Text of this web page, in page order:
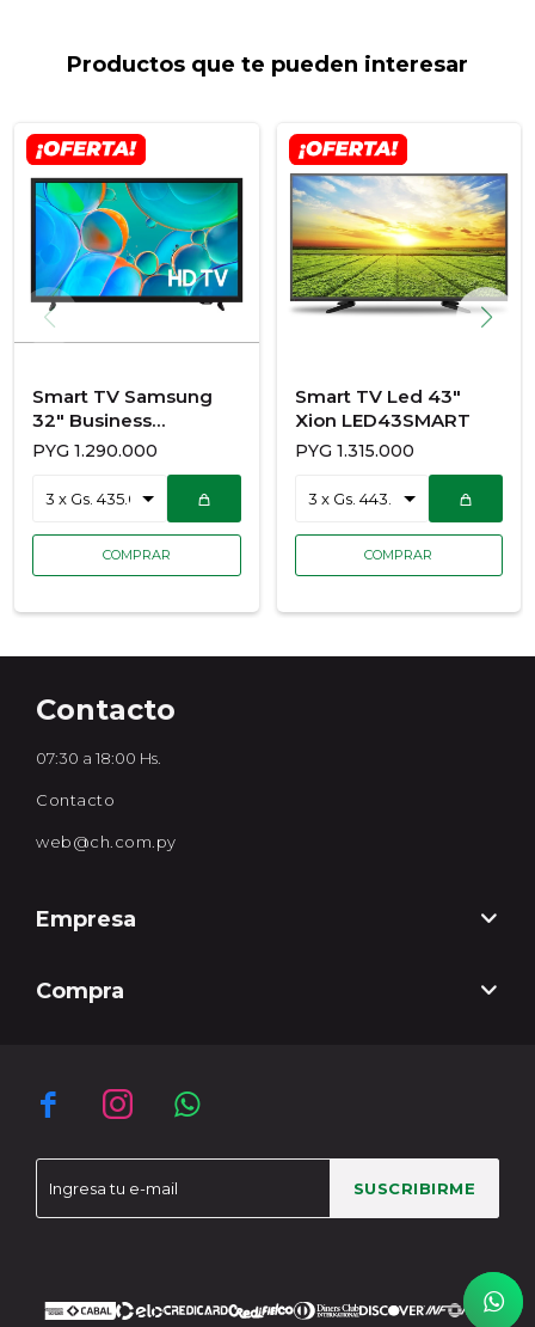
Productos que te pueden interesar
Smart TV Samsung
32" Business
LH32BEFBVGPXZP
PYG 1.290.000
Smart TV Led 43"
Xion LED43SMART
PYG 1.315.000
  
SUSCRIBIRME
Contacto
07:30 a 18:00 Hs.
Contacto
web@ch.com.py
Empresa
Compra